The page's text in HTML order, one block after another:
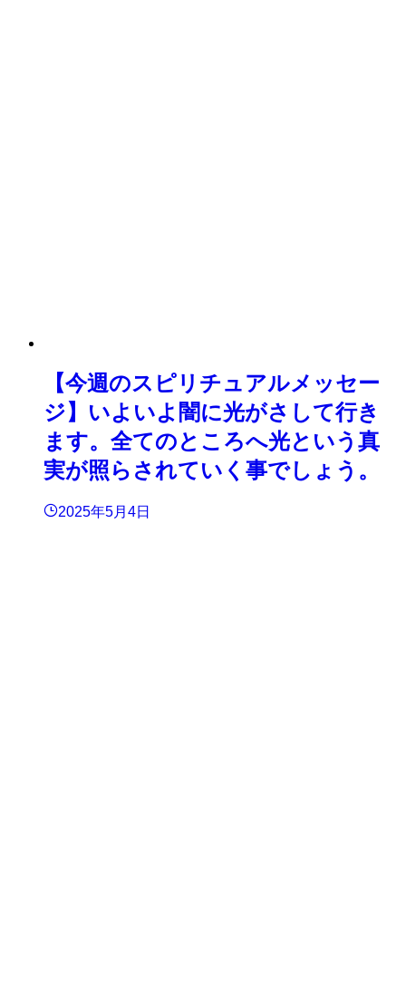
【今週のスピリチュアルメッセー
ジ】いよいよ闇に光がさして行き
ます。全てのところへ光という真
実が照らされていく事でしょう。
2025年5月4日